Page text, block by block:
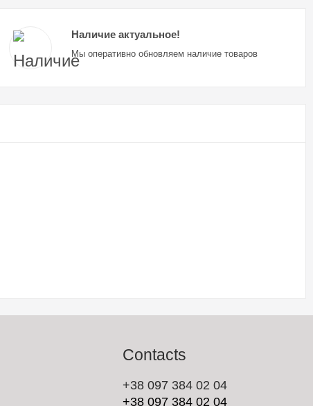
Наличие актуальное!
Мы оперативно обновляем наличие товаров
Contacts
+38 097 384 02 04
+38 097 384 02 04